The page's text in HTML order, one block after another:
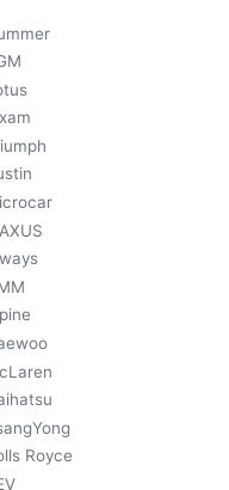
Royce